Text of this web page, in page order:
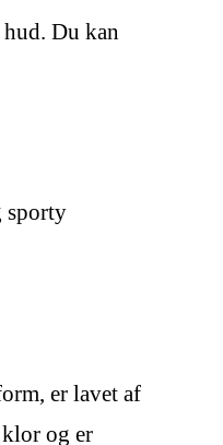
Du kan
sporty
er lavet af
og er